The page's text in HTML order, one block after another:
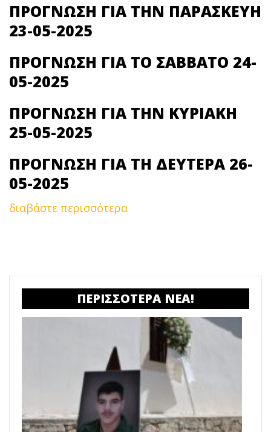
ΠΡΟΓΝΩΣΗ ΓΙΑ ΤΗΝ ΠΑΡΑΣΚΕΥΗ
23-05-2025
ΠΡΟΓΝΩΣΗ ΓΙΑ ΤΟ ΣΑΒΒΑΤΟ 24-
05-2025
ΠΡΟΓΝΩΣΗ ΓΙΑ ΤΗΝ ΚΥΡΙΑΚΗ
25-05-2025
ΠΡΟΓΝΩΣΗ ΓΙΑ ΤΗ ΔΕΥΤΕΡΑ 26-
05-2025
διαβάστε περισσότερα
ΠΕΡΙΣΣΟΤΕΡΑ ΝΕΑ!